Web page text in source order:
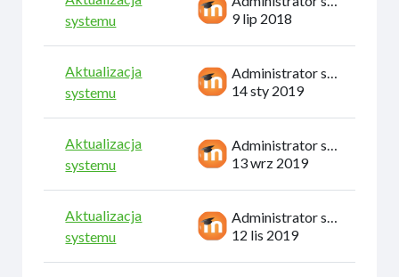
systemu
9 lip 2018
Aktualizacja
systemu
14 sty 2019
Aktualizacja
systemu
13 wrz 2019
Aktualizacja
systemu
12 lis 2019